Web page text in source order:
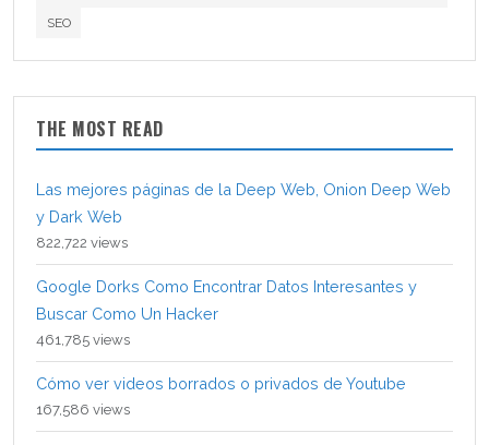
SEO
THE MOST READ
Las mejores páginas de la Deep Web, Onion Deep Web
y Dark Web
822,722 views
Google Dorks Como Encontrar Datos Interesantes y
Buscar Como Un Hacker
461,785 views
Cómo ver videos borrados o privados de Youtube
167,586 views